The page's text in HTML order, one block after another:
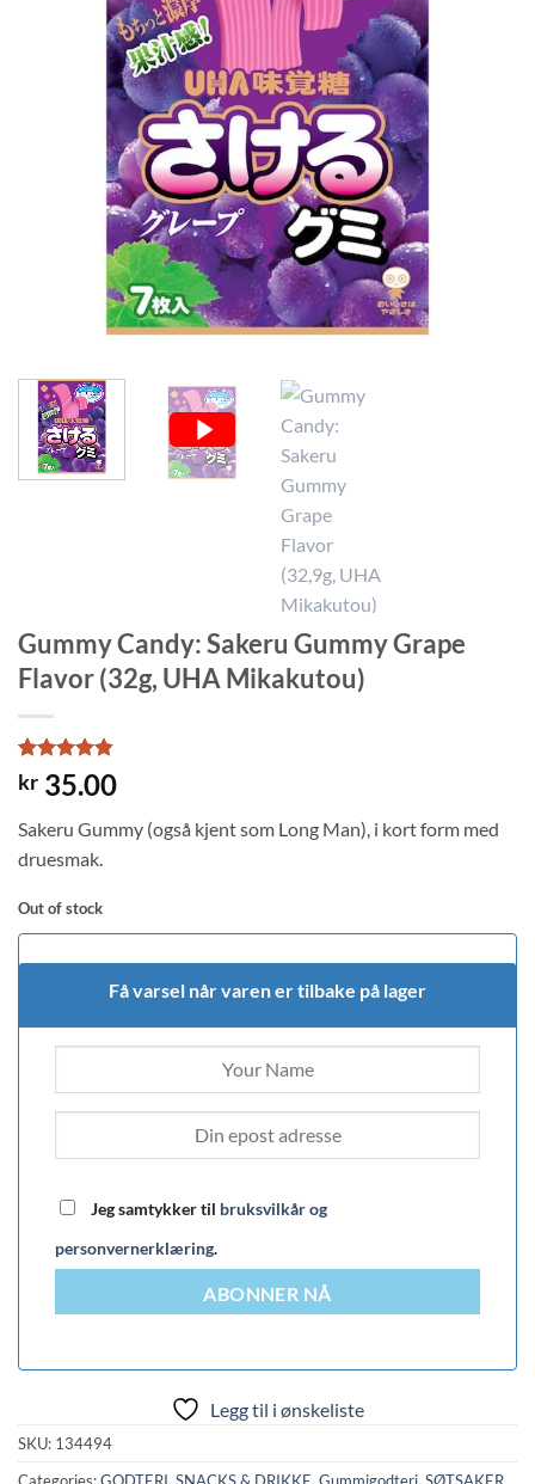
Gummy Candy: Sakeru Gummy Grape
Flavor (32g, UHA Mikakutou)
Rated4.8
out of 5
5
customer
ratings
kr 35.00
Sakeru Gummy (også kjent som Long Man), i kort form med
druesmak.
Out of stock
Få varsel når varen er tilbake på lager
Jeg samtykker til bruksvilkår og
personvernerklæring.
ABONNER NÅ
Legg til i ønskeliste
SKU: 134494